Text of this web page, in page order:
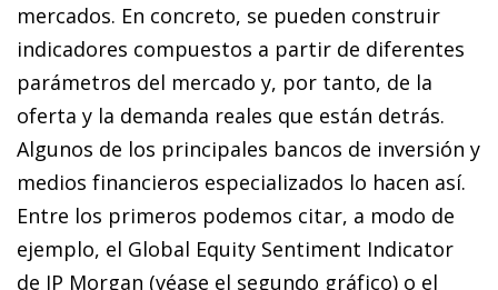
mercados. En concreto, se pueden construir
indicadores compuestos a partir de diferentes
parámetros del mercado y, por tanto, de la
oferta y la demanda reales que están detrás.
Algunos de los principales bancos de inversión y
medios financieros especializados lo hacen así.
Entre los primeros podemos citar, a modo de
ejemplo, el Global Equity Sentiment Indicator
de JP Morgan (véase el segundo gráfico) o el